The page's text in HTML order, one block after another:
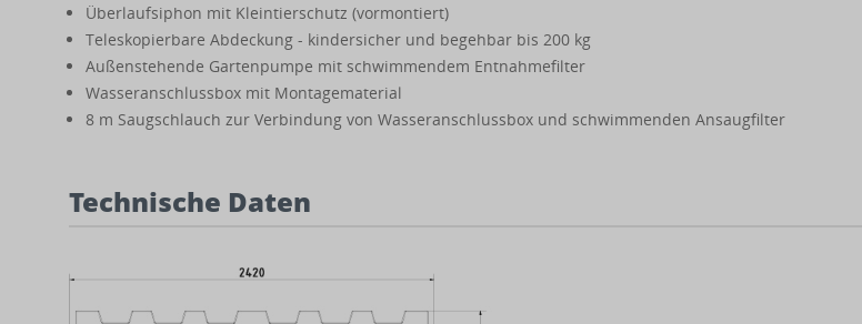
Überlaufsiphon mit Kleintierschutz (vormontiert)
Teleskopierbare Abdeckung - kindersicher und begehbar bis 200 kg
Außenstehende Gartenpumpe mit schwimmendem Entnahmefilter
Wasseranschlussbox mit Montagematerial
8 m Saugschlauch zur Verbindung von Wasseranschlussbox und schwimmenden Ansaugfilter
Technische Daten